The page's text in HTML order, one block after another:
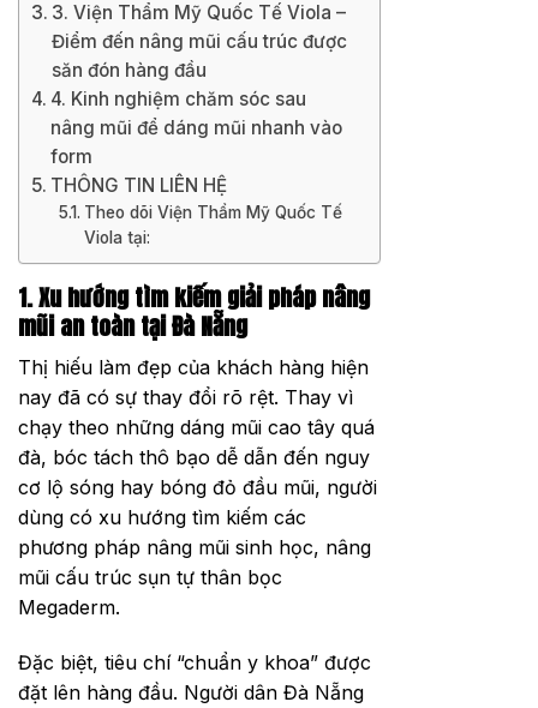
3. Viện Thẩm Mỹ Quốc Tế Viola –
Điểm đến nâng mũi cấu trúc được
săn đón hàng đầu
4. Kinh nghiệm chăm sóc sau
nâng mũi để dáng mũi nhanh vào
form
THÔNG TIN LIÊN HỆ
Theo dõi Viện Thẩm Mỹ Quốc Tế
Viola tại:
1. Xu hướng tìm kiếm giải pháp nâng
mũi an toàn tại Đà Nẵng
Thị hiếu làm đẹp của khách hàng hiện
nay đã có sự thay đổi rõ rệt. Thay vì
chạy theo những dáng mũi cao tây quá
đà, bóc tách thô bạo dễ dẫn đến nguy
cơ lộ sóng hay bóng đỏ đầu mũi, người
dùng có xu hướng tìm kiếm các
phương pháp nâng mũi sinh học, nâng
mũi cấu trúc sụn tự thân bọc
Megaderm.
Đặc biệt, tiêu chí “chuẩn y khoa” được
đặt lên hàng đầu. Người dân Đà Nẵng